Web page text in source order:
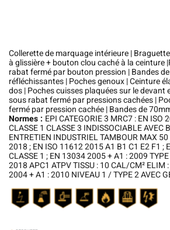
Collerette de marquage intérieure |
à glissière + bouton clou caché à la ceinture
rabat fermé par bouton pression | Bandes
réfléchissantes | Poches genoux | Ceinture
dos | Poches cuisses plaquées sur le devant
sous rabat fermé par pressions cachées |
fermé par pression cachée | Bandes de
Normes : EPI CATEGORIE 3 MRC7 : EN ISO
CLASSE 1 CLASSE 3 INDISSOCIABLE AVEC
ENTRETIEN INDUSTRIEL TAMBOUR MAX
2018 ; EN ISO 11612 2015 A1 B1 C1 E2 F1 ;
CLASSE 1 ; EN 13034 2005 + A1 : 2009
2018 APC1 ATPV TISSU : 10 CAL/CM² ELIM
2004 + A1 : 2010 NIVEAU 1 / TYPE 2 AVEC